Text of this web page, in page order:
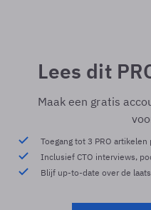
Lees dit
Maak een gratis
Toegang tot 3 PRO artikelen
Inclusief CTO interviews,
Blijf up-to-date over de